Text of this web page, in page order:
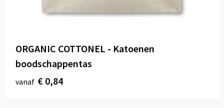
ORGANIC COTTONEL - Katoenen
boodschappentas
vanaf € 0,84